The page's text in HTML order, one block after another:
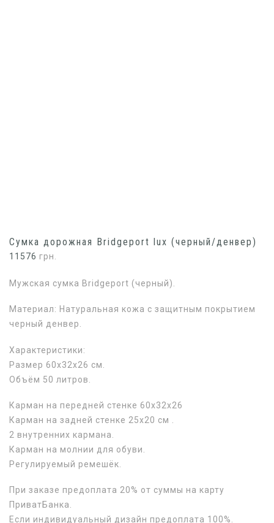
Сумка дорожная Bridgeport lux (черный/денвер)
11576 грн.
Мужская сумка Bridgeport (черный).
Материал: Натуральная кожа с защитным покрытием
черный денвер.
Характеристики:
Размер 60х32х26 см.
Объём 50 литров.
Карман на передней стенке 60х32х26
Карман на задней стенке 25х20 см .
2 внутренних кармана.
Карман на молнии для обуви.
Регулируемый ремешёк.
При заказе предоплата 20% от суммы на карту
ПриватБанка.
Если индивидуальный дизайн предоплата 100%.